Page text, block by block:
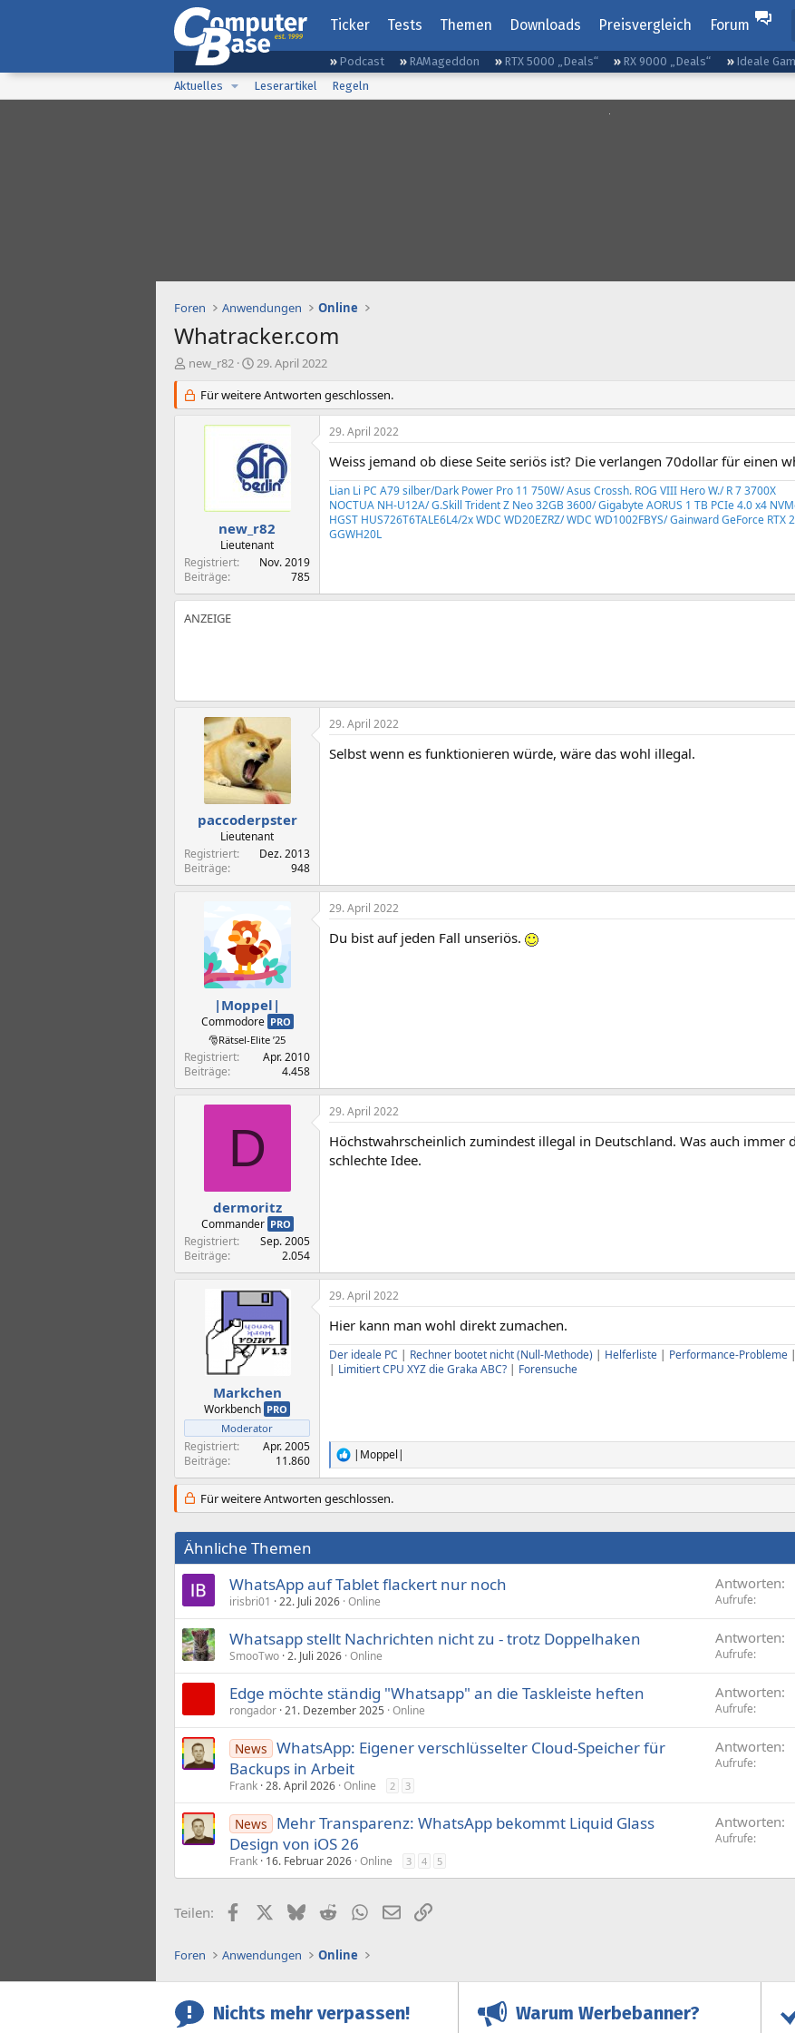
Ticker Tests Themen Downloads Preisvergleich Forum
Podcast RAMageddon RTX 5000 „Deals“ RX 9000 „Deals“ Ideale
Aktuelles
Leserartikel Regeln
Foren Anwendungen Online
Whatracker.com
E
s
t
new_r82
E
s
t
e
l
l
t
a
m
29. April 2022
Für weitere Antworten geschlossen.
new_r82
Lieutenant
Registriert
Nov. 2019
Beiträge
785
29. April 2022
Weiss jemand ob diese Seite seriös ist? Die verlangen 70dollar für einen
Lian Li PC A79 silber/Dark Power Pro 11 750W/ Asus Crossh. ROG VIII Hero W./ R 7 3700X
NOCTUA NH-U12A/ G.Skill Trident Z Neo 32GB 3600/ Gigabyte AORUS 1 TB PCIe 4.0 x4
HGST HUS726T6TALE6L4/2x WDC WD20EZRZ/ WDC WD1002FBYS/ Gainward GeForce RTX
GGWH20L
paccoderpster
Lieutenant
Registriert
Dez. 2013
Beiträge
948
29. April 2022
Selbst wenn es funktionieren würde, wäre das wohl illegal.
|Moppel|
Commodore PRO
🎅Rätsel-Elite ’25
Registriert
Apr. 2010
Beiträge
4.458
29. April 2022
Du bist auf jeden Fall unseriös.
D
dermoritz
Commander PRO
Registriert
Sep. 2005
Beiträge
2.054
29. April 2022
Höchstwahrscheinlich zumindest illegal in Deutschland. Was auch immer
schlechte Idee.
Markchen
Workbench PRO
Moderator
Registriert
Apr. 2005
Beiträge
11.860
29. April 2022
Hier kann man wohl direkt zumachen.
Der ideale PC | Rechner bootet nicht (Null-Methode) | Helferliste | Performance-Probleme |
| Limitiert CPU XYZ die Graka ABC? | Forensuche
R
e
k
t
i
n
e
n
:
|Moppel|
Für weitere Antworten geschlossen.
Ähnliche Themen
WhatsApp auf Tablet flackert nur noch
irisbri01 22. Juli 2026 Online
Antworten
Aufrufe
Whatsapp stellt Nachrichten nicht zu - trotz Doppelhaken
SmooTwo 2. Juli 2026 Online
Antworten
Aufrufe
Edge möchte ständig "Whatsapp" an die Taskleiste heften
rongador 21. Dezember 2025 Online
Antworten
Aufrufe
News WhatsApp: Eigener verschlüsselter Cloud-Speicher für
Backups in Arbeit
Frank 28. April 2026 Online 2 3
Antworten
Aufrufe
News
Mehr Transparenz: WhatsApp bekommt Liquid Glass
Design von iOS 26
Frank 16. Februar 2026 Online 3 4 5
Antworten
Aufrufe
Teilen: FacebookX (Twitter)
BlueskyRedditWhatsApp
E-MailLink
Foren Anwendungen Online
Nichts mehr verpassen! Warum Werbebanner?